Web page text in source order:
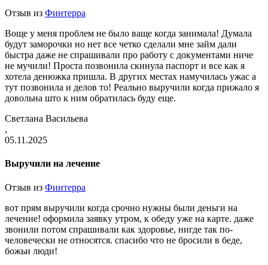
Отзыв из Финтерра
Воще у меня проблем не было ваще когда занимала! Думала
будут заморочки но нет все четко сделали мне займ дали
быстра даже не спрашивали про работу с документами ниче
не мучили! Проста позвонила скинула паспорт и все как я
хотела денюжка пришла. В других местах намучилась ужас а
тут позвонила и делов то! Реально выручили когда прижало я
довольна што к ним обратилась буду еще.
Светлана Васильева
,
05.11.2025
Выручили на лечение
Отзыв из Финтерра
вот прям выручили когда срочно нужны были деньги на
лечение! оформила заявку утром, к обеду уже на карте. даже
звонили потом спрашивали как здоровье, нигде так по-
человечески не относятся. спасибо что не бросили в беде,
божьи люди!